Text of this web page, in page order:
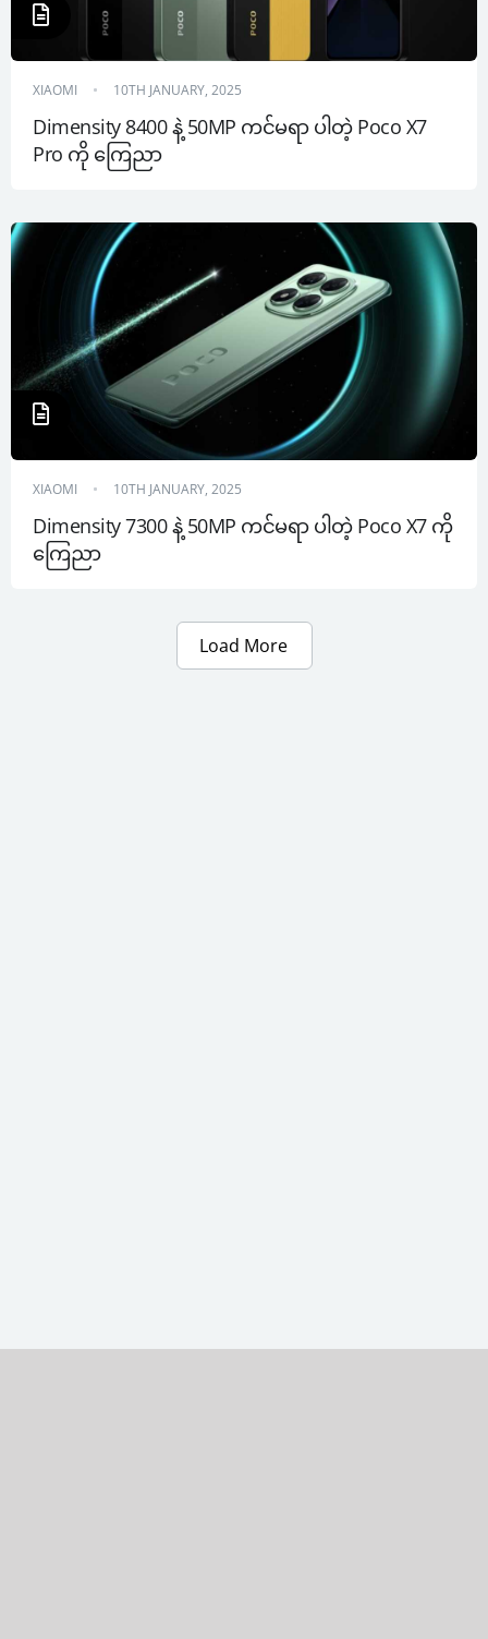
XIAOMI 10TH JANUARY, 2025
Dimensity 8400 နဲ့ 50MP ကင်မရာ ပါတဲ့ Poco X7
Pro ကို ကြေညာ
XIAOMI 10TH JANUARY, 2025
Dimensity 7300 နဲ့ 50MP ကင်မရာ ပါတဲ့ Poco X7 ကို
ကြေညာ
Load More